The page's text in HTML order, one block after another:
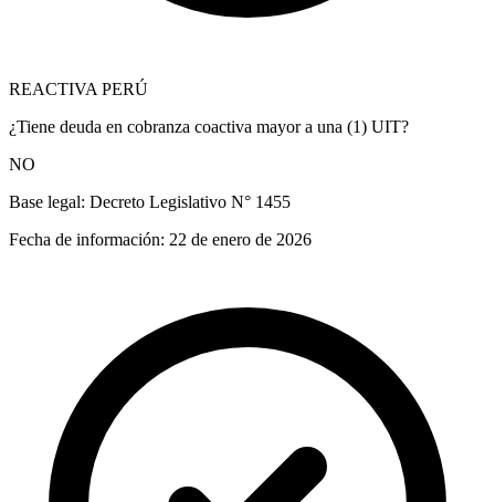
REACTIVA PERÚ
¿Tiene deuda en cobranza coactiva mayor a una (1) UIT?
NO
Base legal: Decreto Legislativo N° 1455
Fecha de información: 22 de enero de 2026